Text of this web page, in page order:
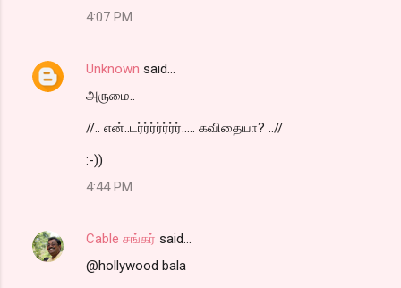
4:07 PM
Unknown said…
அருமை..
//.. என்..டர்ர்ர்ர்ர்ர்ர்..... கவிதையா? ..//
:-))
4:44 PM
Cable சங்கர் said…
@hollywood bala